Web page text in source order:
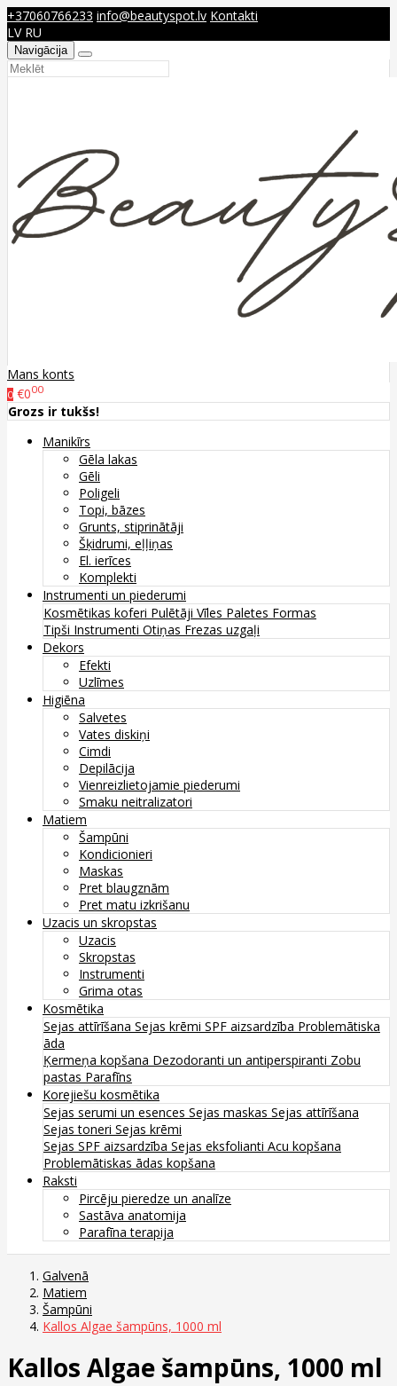
+37060766233 info@beautyspot.lv Kontakti
LV RU
Navigācija
Mans konts
0 €000
Grozs ir tukšs!
Manikīrs
Gēla lakas
Gēli
Poligeli
Topi, bāzes
Grunts, stiprinātāji
Šķidrumi, eļļiņas
El. ierīces
Komplekti
Instrumenti un piederumi
Kosmētikas koferi Pulētāji Vīles Paletes Formas
Tipši Instrumenti Otiņas Frezas uzgaļi
Dekors
Efekti
Uzlīmes
Higiēna
Salvetes
Vates diskiņi
Cimdi
Depilācija
Vienreizlietojamie piederumi
Smaku neitralizatori
Matiem
Šampūni
Kondicionieri
Maskas
Pret blaugznām
Pret matu izkrišanu
Uzacis un skropstas
Uzacis
Skropstas
Instrumenti
Grima otas
Kosmētika
Sejas attīrīšana Sejas krēmi SPF aizsardzība Problemātiska
āda
Ķermeņa kopšana Dezodoranti un antiperspiranti Zobu
pastas Parafīns
Korejiešu kosmētika
Sejas serumi un esences Sejas maskas Sejas attīrīšana
Sejas toneri Sejas krēmi
Sejas SPF aizsardzība Sejas eksfolianti Acu kopšana
Problemātiskas ādas kopšana
Raksti
Pircēju pieredze un analīze
Sastāva anatomija
Parafīna terapija
Galvenā
Matiem
Šampūni
Kallos Algae šampūns, 1000 ml
Kallos Algae šampūns, 1000 ml